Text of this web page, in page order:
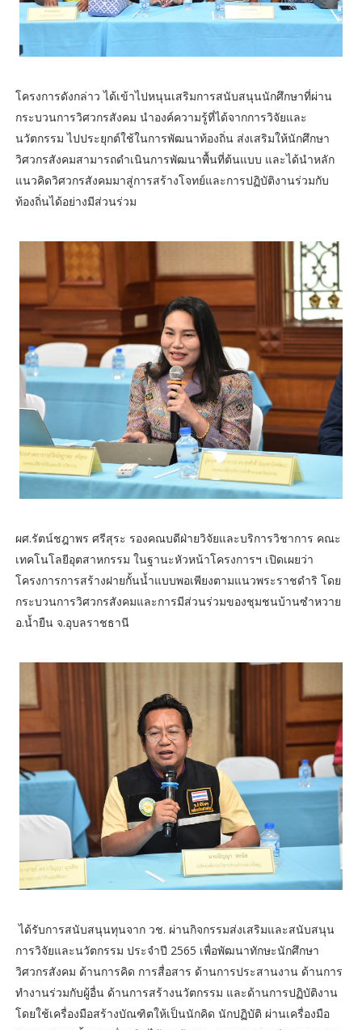
โครงการดังกล่าว ได้เข้าไปหนุนเสริมการสนับสนุนนักศึกษาที่ผ่าน
กระบวนการวิศวกรสังคม นำองค์ความรู้ที่ได้จากการวิจัยและ
นวัตกรรม ไปประยุกต์ใช้ในการพัฒนาท้องถิ่น ส่งเสริมให้นักศึกษา
วิศวกรสังคมสามารถดำเนินการพัฒนาพื้นที่ต้นแบบ และได้นำหลัก
แนวคิดวิศวกรสังคมมาสู่การสร้างโจทย์และการปฏิบัติงานร่วมกับ
ท้องถิ่นได้อย่างมีส่วนร่วม
ผศ.รัตน์ชฎาพร ศรีสุระ รองคณบดีฝ่ายวิจัยและบริการวิชาการ คณะ
เทคโนโลยีอุตสาหกรรม ในฐานะหัวหน้าโครงการฯ เปิดเผยว่า
โครงการการสร้างฝายกั้นน้ำแบบพอเพียงตามแนวพระราชดำริ โดย
กระบวนการวิศวกรสังคมและการมีส่วนร่วมของชุมชนบ้านซำหวาย
อ.น้ำยืน จ.อุบลราชธานี
ได้รับการสนับสนุนทุนจาก วช. ผ่านกิจกรรมส่งเสริมและสนับสนุน
การวิจัยและนวัตกรรม ประจำปี 2565 เพื่อพัฒนาทักษะนักศึกษา
วิศวกรสังคม ด้านการคิด การสื่อสาร ด้านการประสานงาน ด้านการ
ทำงานร่วมกับผู้อื่น ด้านการสร้างนวัตกรรม และด้านการปฏิบัติงาน
โดยใช้เครื่องมือสร้างบัณฑิตให้เป็นนักคิด นักปฏิบัติ ผ่านเครื่องมือ